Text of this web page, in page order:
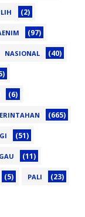
(2)
(97)
NASIONAL (40)
(6)
(665)
(51)
(11)
(5) PALI (23)